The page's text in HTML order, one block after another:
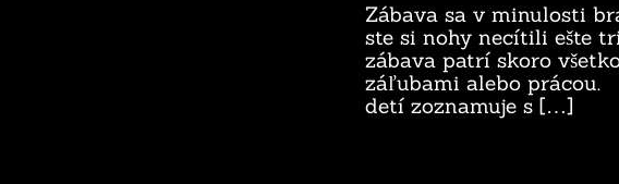
Zábava sa v minulosti
ste si nohy necítili ešte
zábava patrí skoro
záľubami alebo
detí zoznamuje s […]